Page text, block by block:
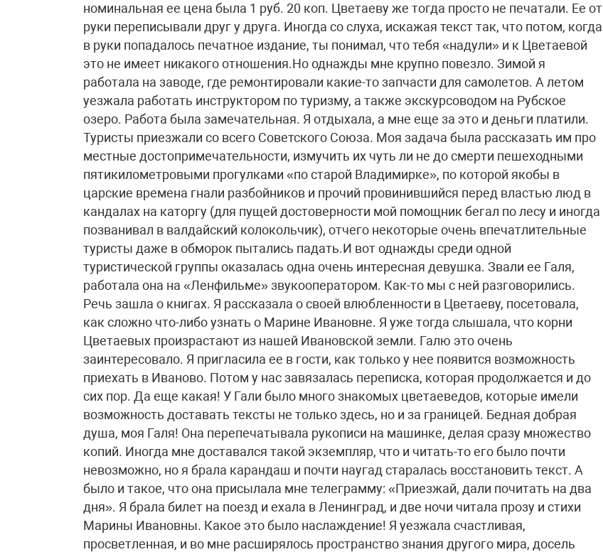
номинальная ее цена была 1 руб. 20 коп. Цветаеву же тогда просто не печатали. Ее от
руки переписывали друг у друга. Иногда со слуха, искажая текст так, что потом, когда
в руки попадалось печатное издание, ты понимал, что тебя «надули» и к Цветаевой
это не имеет никакого отношения.Но однажды мне крупно повезло. Зимой я
работала на заводе, где ремонтировали какие-то запчасти для самолетов. А летом
уезжала работать инструктором по туризму, а также экскурсоводом на Рубское
озеро. Работа была замечательная. Я отдыхала, а мне еще за это и деньги платили.
Туристы приезжали со всего Советского Союза. Моя задача была рассказать им про
местные достопримечательности, измучить их чуть ли не до смерти пешеходными
пятикилометровыми прогулками «по старой Владимирке», по которой якобы в
царские времена гнали разбойников и прочий провинившийся перед властью люд в
кандалах на каторгу (для пущей достоверности мой помощник бегал по лесу и иногда
позванивал в валдайский колокольчик), отчего некоторые очень впечатлительные
туристы даже в обморок пытались падать.И вот однажды среди одной
туристической группы оказалась одна очень интересная девушка. Звали ее Галя,
работала она на «Ленфильме» звукооператором. Как-то мы с ней разговорились.
Речь зашла о книгах. Я рассказала о своей влюбленности в Цветаеву, посетовала,
как сложно что-либо узнать о Марине Ивановне. Я уже тогда слышала, что корни
Цветаевых произрастают из нашей Ивановской земли. Галю это очень
заинтересовало. Я пригласила ее в гости, как только у нее появится возможность
приехать в Иваново. Потом у нас завязалась переписка, которая продолжается и до
сих пор. Да еще какая! У Гали было много знакомых цветаеведов, которые имели
возможность доставать тексты не только здесь, но и за границей. Бедная добрая
душа, моя Галя! Она перепечатывала рукописи на машинке, делая сразу множество
копий. Иногда мне доставался такой экземпляр, что и читать-то его было почти
невозможно, но я брала карандаш и почти наугад старалась восстановить текст. А
было и такое, что она присылала мне телеграмму: «Приезжай, дали почитать на два
дня». Я брала билет на поезд и ехала в Ленинград, и две ночи читала прозу и стихи
Марины Ивановны. Какое это было наслаждение! Я уезжала счастливая,
просветленная, и во мне расширялось пространство знания другого мира, досель